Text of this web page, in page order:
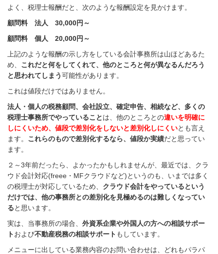
よく、税理士報酬だと、次のような報酬設定を見かけます。
顧問料 法人 30,000円～
顧問料 個人 20,000円～
上記のような報酬の示し方をしている会計事務所は山ほどあるた
め、 これだと何をしてくれて、他のところと何が異なるんだろう
と思われてしまう可能性があります。
これは値段だけではありません。
法人・個人の税務顧問、会社設立、確定申告、相続など、多くの
税理士事務所でやっていることは、他のところとの違いを明確に
しにくいため、値段で差別化をしないと差別化しにくいとも言え
ます。 これらのもので差別化するなら、値段か実績だと思ってい
ます。
２～3年前だったら、よかったかもしれませんが、最近では、クラ
ウド会計対応(freee・MFクラウドなど)というのも、いまでは多く
の税理士が対応しているため、 クラウド会計をやっているという
だけでは、他の事務所との差別化を見極めるのは難しくなってい
ると思います。
実は、当事務所の場合、 外資系企業や外国人の方への相談サポー
トおよび不動産税務の相談サポート もしています。
メニューに出している業務内容のお問い合わせは、どれもパラパ